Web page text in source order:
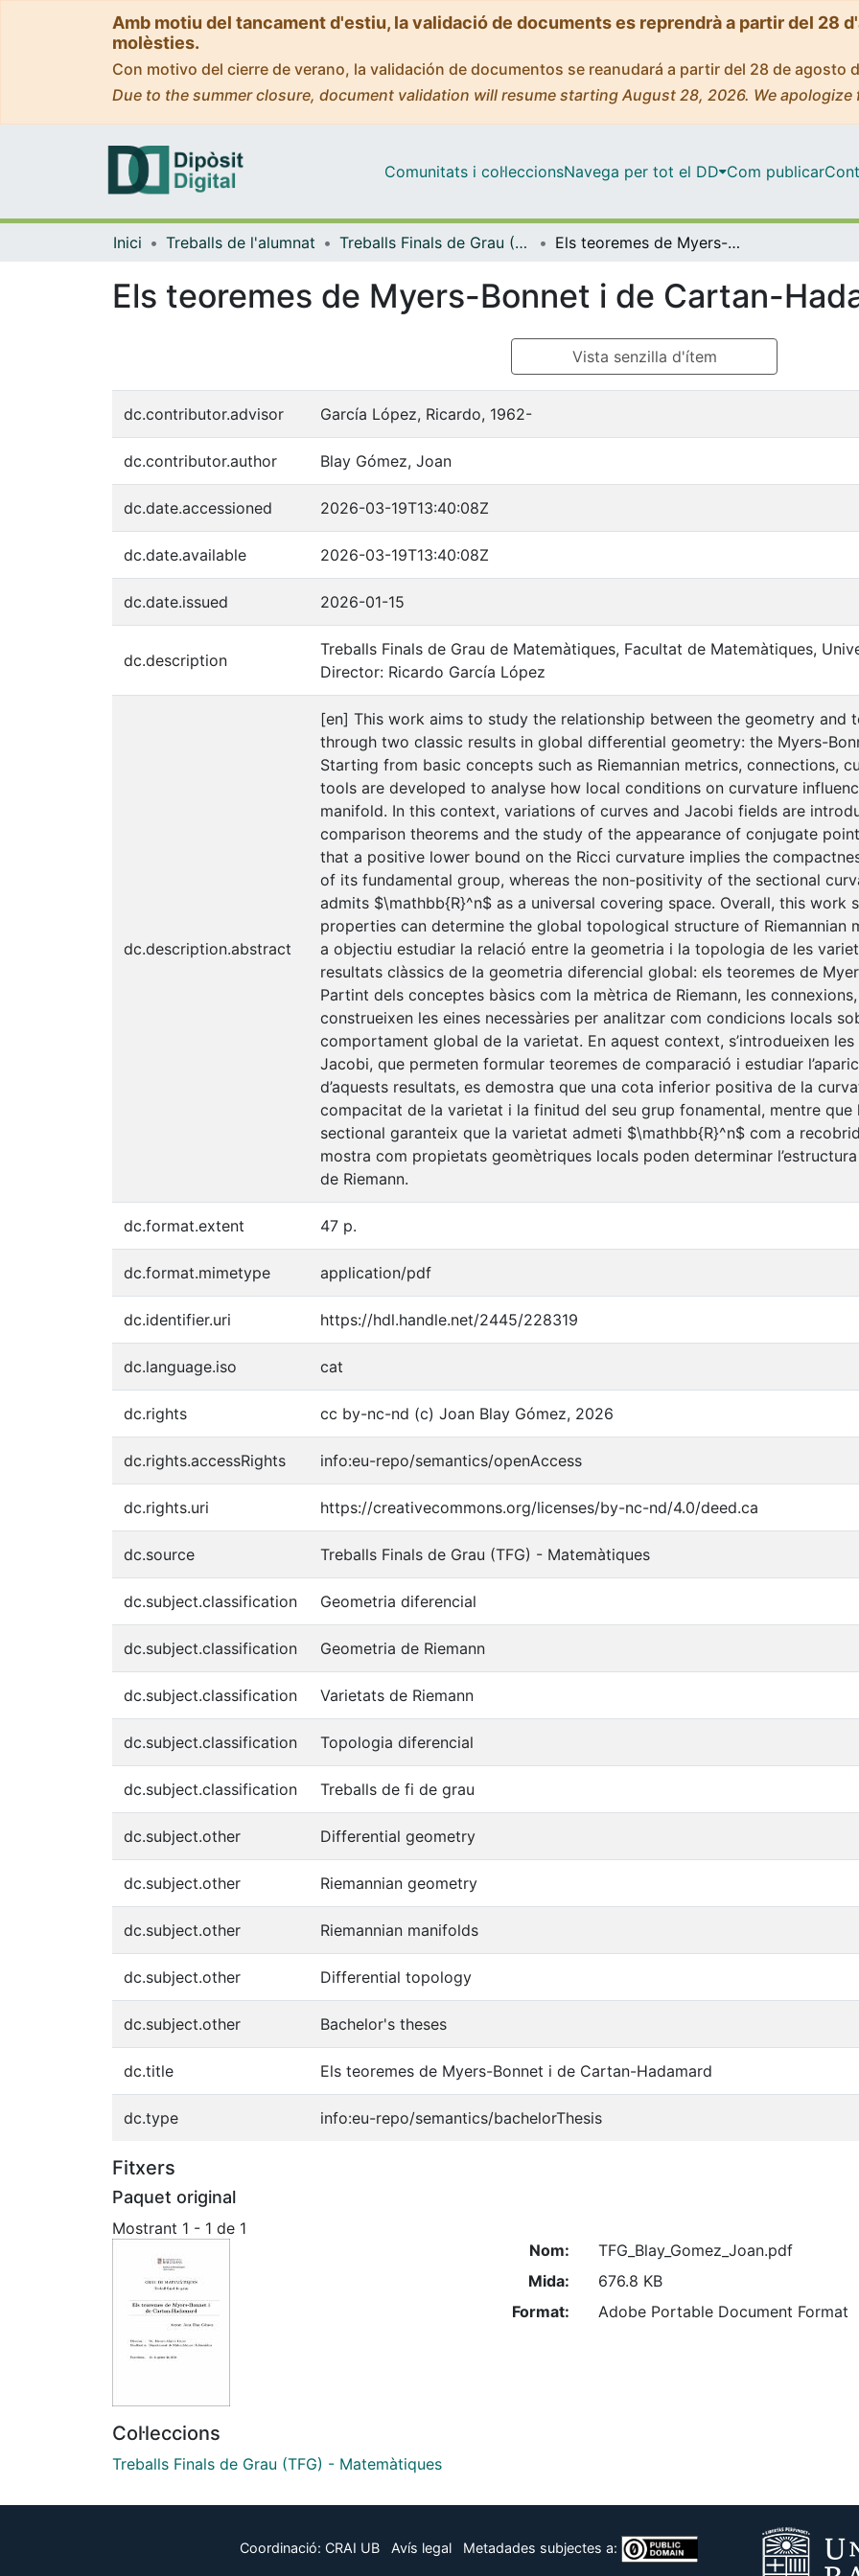
Amb motiu del tancament d'estiu, la validació de documents es reprendrà a partir del 28
molèsties.
Con motivo del cierre de verano, la validación de documentos se reanudará a partir del 28 de agosto
Due to the summer closure, document validation will resume starting August 28, 2026. We apologize
Comunitats i col·leccionsNavega per tot el DD Com publicar
Inici Treballs de l'alumnat Treballs Finals de Grau (TFG) - Matemàtiques Els teoremes de Myers-Bonnet i de Cartan-Hadamard
Els teoremes de Myers-Bonnet i de Cartan-
Vista senzilla d'ítem
dc.contributor.advisor García López, Ricardo, 1962-
dc.contributor.author Blay Gómez, Joan
dc.date.accessioned 2026-03-19T13:40:08Z
dc.date.available 2026-03-19T13:40:08Z
dc.date.issued 2026-01-15
dc.description
Treballs Finals de Grau de Matemàtiques, Facultat de Matemàtiques,
Director: Ricardo García López
dc.description.abstract
[en] This work aims to study the relationship between the geometry and
through two classic results in global differential geometry: the Myers-
Starting from basic concepts such as Riemannian metrics, connections,
tools are developed to analyse how local conditions on curvature
manifold. In this context, variations of curves and Jacobi fields are
comparison theorems and the study of the appearance of conjugate
that a positive lower bound on the Ricci curvature implies the
of its fundamental group, whereas the non-positivity of the sectional
admits $\mathbb{R}^n$ as a universal covering space. Overall, this work
properties can determine the global topological structure of Riemannian
a objectiu estudiar la relació entre la geometria i la topologia de les
resultats clàssics de la geometria diferencial global: els teoremes de
Partint dels conceptes bàsics com la mètrica de Riemann, les
construeixen les eines necessàries per analitzar com condicions locals
comportament global de la varietat. En aquest context, s’introdueixen
Jacobi, que permeten formular teoremes de comparació i estudiar
d’aquests resultats, es demostra que una cota inferior positiva de la
compacitat de la varietat i la finitud del seu grup fonamental, mentre
sectional garanteix que la varietat admeti $\mathbb{R}^n$ com a
mostra com propietats geomètriques locals poden determinar
de Riemann.
dc.format.extent 47 p.
dc.format.mimetype application/pdf
dc.identifier.uri https://hdl.handle.net/2445/228319
dc.language.iso cat
dc.rights cc by-nc-nd (c) Joan Blay Gómez, 2026
dc.rights.accessRights info:eu-repo/semantics/openAccess
dc.rights.uri https://creativecommons.org/licenses/by-nc-nd/4.0/deed.ca
dc.source Treballs Finals de Grau (TFG) - Matemàtiques
dc.subject.classification Geometria diferencial
dc.subject.classification Geometria de Riemann
dc.subject.classification Varietats de Riemann
dc.subject.classification Topologia diferencial
dc.subject.classification Treballs de fi de grau
dc.subject.other Differential geometry
dc.subject.other Riemannian geometry
dc.subject.other Riemannian manifolds
dc.subject.other Differential topology
dc.subject.other Bachelor's theses
dc.title Els teoremes de Myers-Bonnet i de Cartan-Hadamard
dc.type info:eu-repo/semantics/bachelorThesis
Fitxers
Paquet original
Mostrant 1 - 1 de 1
Nom:
TFG_Blay_Gomez_Joan.pdf
Mida:
676.8 KB
Format:
Adobe Portable Document Format
Col·leccions
Treballs Finals de Grau (TFG) - Matemàtiques
Coordinació: CRAI UB Avís legal Metadades subjectes a: